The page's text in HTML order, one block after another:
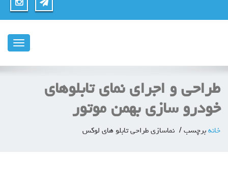
ناوبری
طراحی و اجرای نمای تابلوهای
خودرو سازی بهمن موتور
خانه برچسب نماسازی طراحی تابلو های لوکس